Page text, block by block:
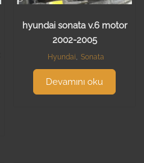
hyundai sonata v.6 motor
2002-2005
Hyundai, Sonata
Devamını oku